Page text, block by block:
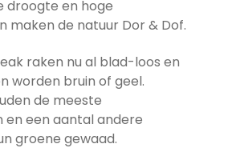
droogte en hoge
maken de natuur Dor & Dof.
raken nu al blad-loos en
worden bruin of geel.
de meeste
een aantal andere
groene gewaad.